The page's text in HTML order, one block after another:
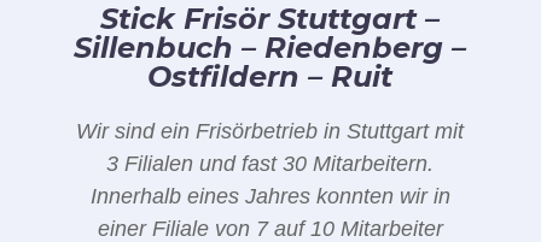
Stick Frisör Stuttgart –
Sillenbuch – Riedenberg –
Ostfildern – Ruit
Wir sind ein Frisörbetrieb in Stuttgart mit
3 Filialen und fast 30 Mitarbeitern.
Innerhalb eines Jahres konnten wir in
einer Filiale von 7 auf 10 Mitarbeiter